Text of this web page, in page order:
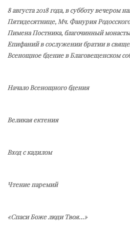
8 августа 2018 года, в субботу вечером
Пятидесятнице, Мч. Фанурия
Пимена Постника, благочинный
Епифаний в сослужении братии в
Всенощное бдение в Благовещенском
Начало Всенощного бдения
Великая ектения
Вход с кадилом
Чтение паремий
«Спаси Боже люди Твоя…»